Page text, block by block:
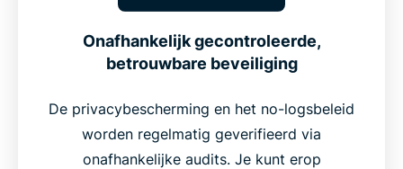
Onafhankelijk gecontroleerde,
betrouwbare beveiliging
De privacybescherming en het no-logsbeleid
worden regelmatig geverifieerd via
onafhankelijke audits. Je kunt erop